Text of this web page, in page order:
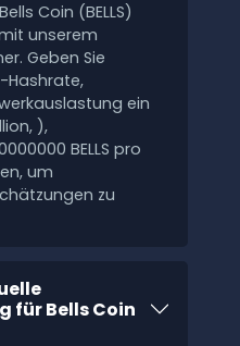
Coin (BELLS)
unserem
Geben Sie
Hashrate,
ein
),
BELLS pro
um
zu
für Bells Coin